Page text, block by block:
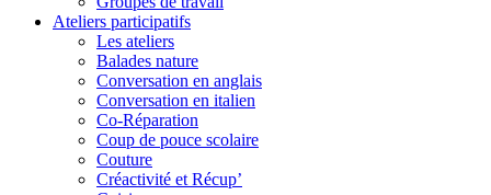
Ateliers participatifs
Les ateliers
Balades nature
Conversation en anglais
Conversation en italien
Co-Réparation
Coup de pouce scolaire
Couture
Créactivité et Récup’